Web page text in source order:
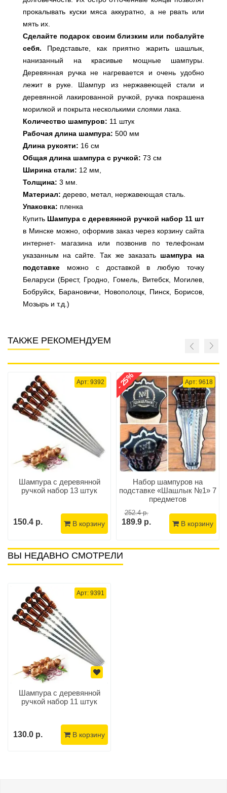
прокалывать куски мяса аккуратно, а не рвать или
мять их.
Сделайте подарок своим близким или побалуйте
себя. Представьте, как приятно жарить шашлык,
нанизанный на красивые мощные шампуры.
Деревянная ручка не нагревается и очень удобно
лежит в руке. Шампур из нержавеющей стали и
деревянной лакированной ручкой, ручка покрашена
морилкой и покрыта несколькими слоями лака.
Количество шампуров: 11 штук
Рабочая длина шампура: 500 мм
Длина рукояти: 16 см
Общая длина шампура с ручкой: 73 см
Ширина стали: 12 мм,
Толщина: 3 мм.
Материал: дерево, метал, нержавеющая сталь.
Упаковка: пленка
Купить Шампура с деревянной ручкой набор 11 шт
в Минске можно, оформив заказ через корзину сайта
интернет- магазина или позвонив по телефонам
указанным на сайте. Так же заказать шампура на
подставке можно с доставкой в любую точку
Беларуси (Брест, Гродно, Гомель, Витебск, Могилев,
Бобруйск, Барановичи, Новополоцк, Пинск, Борисов,
Мозырь и т.д.)
ТАКЖЕ РЕКОМЕНДУЕМ
Арт: 9392
Шампура с деревянной
ручкой набор 13 штук
150.4 р. В корзину
Арт: 9618
Набор шампуров на
подставке «Шашлык №1» 7
предметов
252.4 р.
189.9 р.
- 25%
В корзину
ВЫ НЕДАВНО СМОТРЕЛИ
Арт: 9391
Шампура с деревянной
ручкой набор 11 штук
130.0 р. В корзину